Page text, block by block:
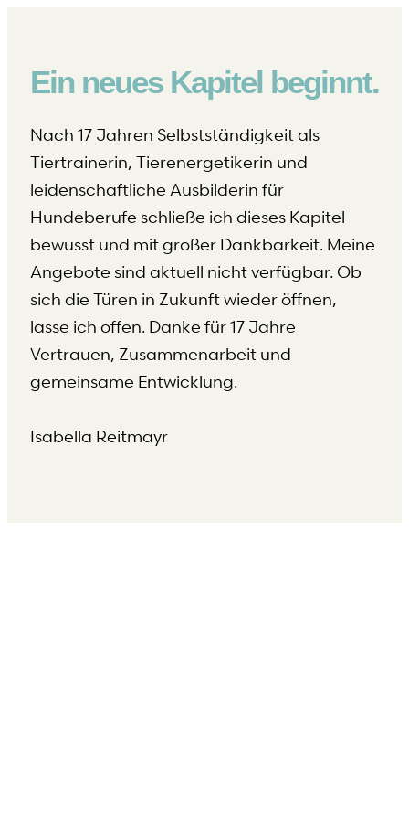
Ein neues Kapitel beginnt.
Nach 17 Jahren Selbstständigkeit als
Tiertrainerin, Tierenergetikerin und
leidenschaftliche Ausbilderin für
Hundeberufe schließe ich dieses Kapitel
bewusst und mit großer Dankbarkeit. Meine
Angebote sind aktuell nicht verfügbar. Ob
sich die Türen in Zukunft wieder öffnen,
lasse ich offen. Danke für 17 Jahre
Vertrauen, Zusammenarbeit und
gemeinsame Entwicklung.
Isabella Reitmayr